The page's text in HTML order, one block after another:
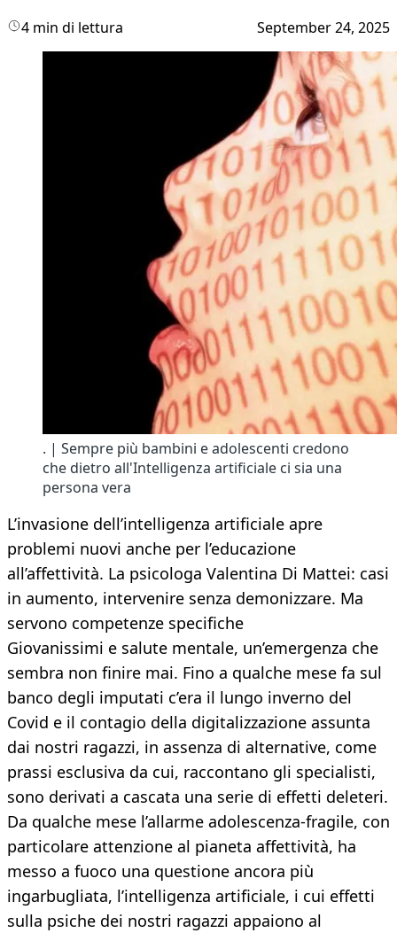
4 min di lettura September 24, 2025
. | Sempre più bambini e adolescenti credono
che dietro all'Intelligenza artificiale ci sia una
persona vera
L’invasione dell’intelligenza artificiale apre
problemi nuovi anche per l’educazione
all’affettività. La psicologa Valentina Di Mattei: casi
in aumento, intervenire senza demonizzare. Ma
servono competenze specifiche
Giovanissimi e salute mentale, un’emergenza che
sembra non finire mai. Fino a qualche mese fa sul
banco degli imputati c’era il lungo inverno del
Covid e il contagio della digitalizzazione assunta
dai nostri ragazzi, in assenza di alternative, come
prassi esclusiva da cui, raccontano gli specialisti,
sono derivati a cascata una serie di effetti deleteri.
Da qualche mese l’allarme adolescenza-fragile, con
particolare attenzione al pianeta affettività, ha
messo a fuoco una questione ancora più
ingarbugliata, l’intelligenza artificiale, i cui effetti
sulla psiche dei nostri ragazzi appaiono al